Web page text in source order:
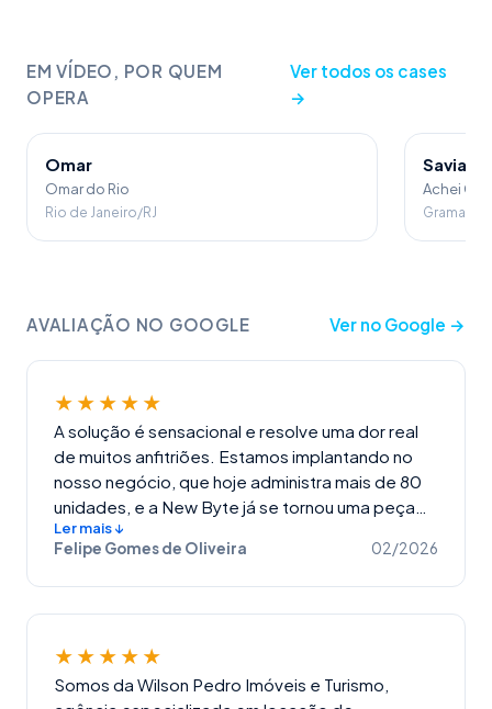
EM VÍDEO, POR QUEM
OPERA
Ver todos os cases
→
Omar
Omar do Rio
Rio de Janeiro/RJ
Saviani
Achei
Gramado/
AVALIAÇÃO NO GOOGLE Ver no Google →
★★★★★
A solução é sensacional e resolve uma dor real
de muitos anfitriões. Estamos implantando no
nosso negócio, que hoje administra mais de 80
unidades, e a New Byte já se tornou uma peça
essencial da nossa operação. Desejo muito
sucesso a toda a equipe da New Byte, com Artur
no comando e Laura conduzindo a implantação
o processo. Desde o primeiro dia de ativação, já
senti um grande alívio ao ver nossa operação
Ler mais ↓
Felipe Gomes de Oliveira 02/2026
★★★★★
Somos da Wilson Pedro Imóveis e Turismo,